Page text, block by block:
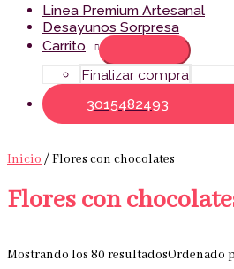
Linea Premium Artesanal
Desayunos Sorpresa
Carrito
Finalizar compra
3015482493
Inicio / Flores con chocolates
Flores con
Mostrando los 80 resultadosOrdenado